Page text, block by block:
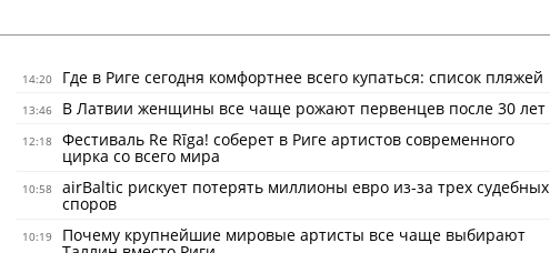
14:20 Где в Риге сегодня комфортнее всего купаться: список пляжей
13:46 В Латвии женщины все чаще рожают первенцев после 30 лет
12:18 Фестиваль Re Rīga! соберет в Риге артистов современного
цирка со всего мира
10:58 airBaltic рискует потерять миллионы евро из-за трех судебных
споров
10:19 Почему крупнейшие мировые артисты все чаще выбирают